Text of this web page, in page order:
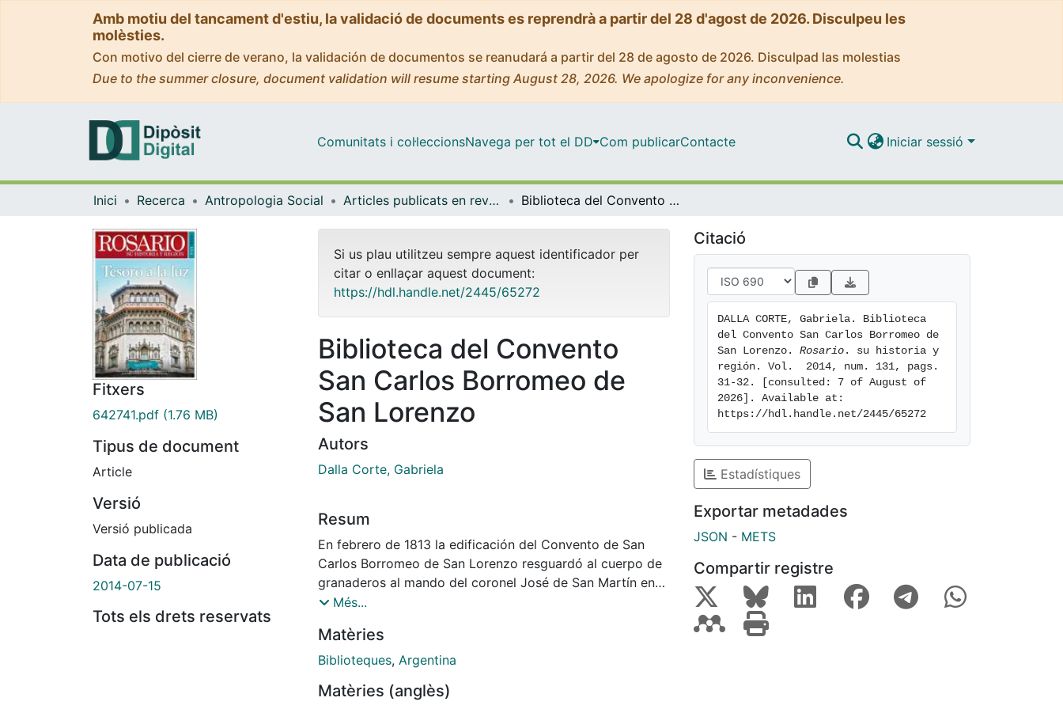
Amb motiu del tancament d'estiu, la validació de documents es reprendrà a partir del 28 d'agost de 2026. Disculpeu les
molèsties.
Con motivo del cierre de verano, la validación de documentos se reanudará a partir del 28 de agosto de 2026. Disculpad las molestias
Due to the summer closure, document validation will resume starting August 28, 2026. We apologize for any inconvenience.
Comunitats i col·leccionsNavega per tot el DD Com publicarContacte Iniciar sessió
Inici Recerca Antropologia Social Articles publicats en revistes (Antropologia Social) Biblioteca del Convento San Carlos Borromeo de San Lorenzo
Fitxers
642741.pdf (1.76 MB)
Tipus de document
Article
Versió
Versió publicada
Data de publicació
2014-07-15
Tots els drets reservats
Si us plau utilitzeu sempre aquest identificador per
citar o enllaçar aquest document:
https://hdl.handle.net/2445/65272
Biblioteca del Convento
San Carlos Borromeo de
San Lorenzo
Autors
Dalla Corte, Gabriela
Resum
En febrero de 1813 la edificación del Convento de San
Carlos Borromeo de San Lorenzo resguardó al cuerpo de
granaderos al mando del coronel José de San Martín en
su lucha contra el ejército español. Pero también fue el
conocido "Armisticio de San Lorenzo" que se firmó entre
representantes de las provincias de Buenos Aires, Santa
Més...
Matèries
Biblioteques, Argentina
Matèries (anglès)
Citació
DALLA CORTE, Gabriela. Biblioteca
del Convento San Carlos Borromeo de
San Lorenzo. Rosario . su historia y
región. Vol.  2014, num. 131, pags.
31-32. [consulted: 7 of August of
2026]. Available at:
https://hdl.handle.net/2445/65272
Estadístiques
Exportar metadades
JSON - METS
Compartir registre